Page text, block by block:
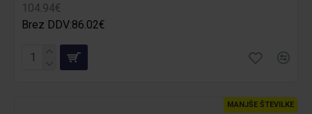
104.94€
Brez DDV:86.02€
MANJŠE ŠTEVILKE